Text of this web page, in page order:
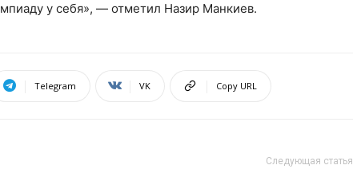
у себя», — отметил Назир Манкиев.
Telegram VK Copy URL
Следующая статья